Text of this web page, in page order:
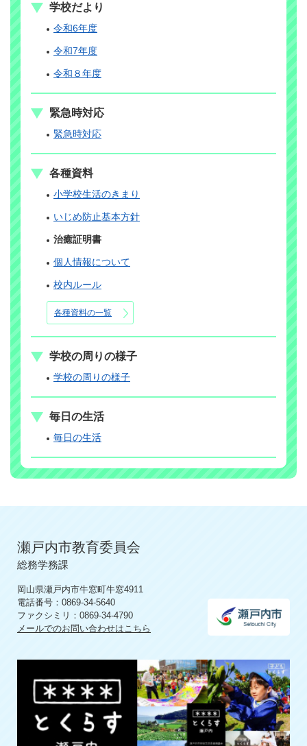
学校だより
令和6年度
令和7年度
令和８年度
緊急時対応
緊急時対応
各種資料
小学校生活のきまり
いじめ防止基本方針
治癒証明書
個人情報について
校内ルール
各種資料の一覧
学校の周りの様子
学校の周りの様子
毎日の生活
毎日の生活
瀬戸内市教育委員会
総務学務課
岡山県瀬戸内市牛窓町牛窓4911
電話番号：0869-34-5640
ファクシミリ：0869-34-4790
メールでのお問い合わせはこちら